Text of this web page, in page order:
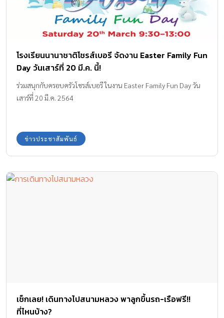
โรงเรียนนานาชาติโชรส์เบอรี จัดงาน Easter Family Fun
Day วันเสาร์ที่ 20 มี.ค. นี้!
ร่วมสนุกกับครอบครัวโชรส์เบอรี ในงาน Easter Family Fun Day วัน
เสาร์ที่ 20 มี.ค. 2564
ข่าวประชาสัมพันธ์
เช็กเลย! เดินทางไปสนามหลวง พาลูกขึ้นรถ-เรือฟรี!!
ที่ไหนบ้าง?